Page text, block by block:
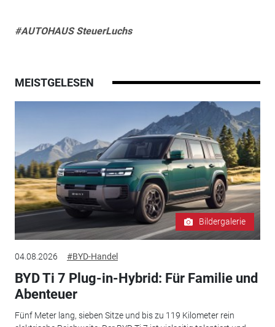
#AUTOHAUS SteuerLuchs
MEISTGELESEN
Bildergalerie
04.08.2026 #BYD-Handel
BYD Ti 7 Plug-in-Hybrid: Für Familie und
Abenteuer
Fünf Meter lang, sieben Sitze und bis zu 119 Kilometer rein